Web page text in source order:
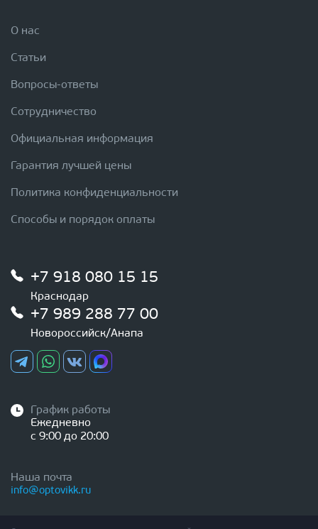
О нас
Статьи
Вопросы-ответы
Сотрудничество
Официальная информация
Гарантия лучшей цены
Политика конфиденциальности
Способы и порядок оплаты
+7 918 080 15 15
Краснодар
+7 989 288 77 00
Новороссийск/Анапа
График работы
Ежедневно
с 9:00 до 20:00
Наша почта
info@optovikk.ru